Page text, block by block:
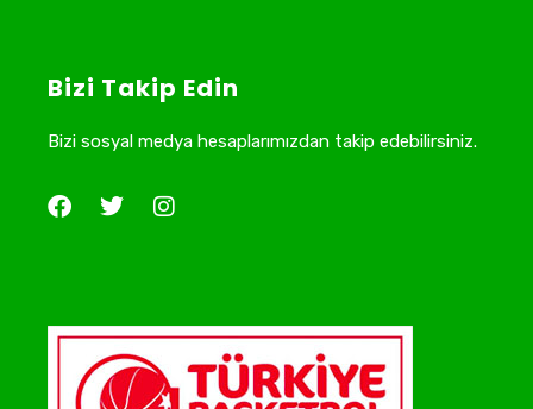
Bizi Takip Edin
Bizi sosyal medya hesaplarımızdan takip edebilirsiniz.